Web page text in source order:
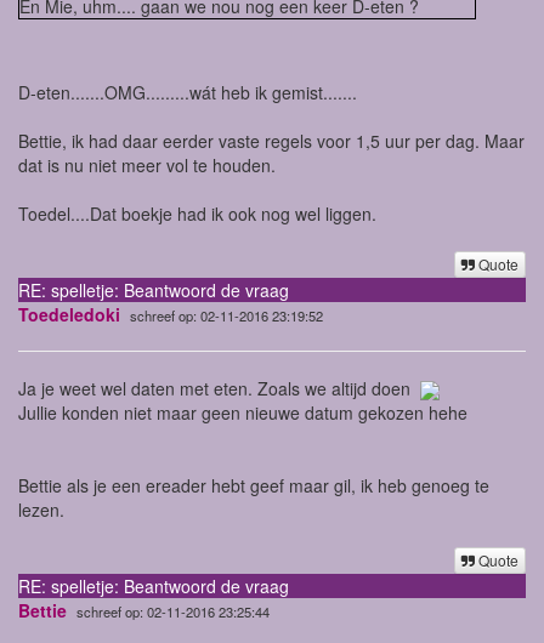
En Mie, uhm.... gaan we nou nog een keer D-eten ?
D-eten.......OMG.........wát heb ik gemist.......
Bettie, ik had daar eerder vaste regels voor 1,5 uur per dag. Maar
dat is nu niet meer vol te houden.
Toedel....Dat boekje had ik ook nog wel liggen.
Quote
RE: spelletje: Beantwoord de vraag
Toedeledoki schreef op: 02-11-2016 23:19:52
Ja je weet wel daten met eten. Zoals we altijd doen
Jullie konden niet maar geen nieuwe datum gekozen hehe
Bettie als je een ereader hebt geef maar gil, ik heb genoeg te
lezen.
Quote
RE: spelletje: Beantwoord de vraag
Bettie schreef op: 02-11-2016 23:25:44